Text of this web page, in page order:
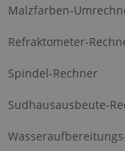
Malzfarben-
Refraktometer-
Spindel-Rechner
Sudhausausbeute-